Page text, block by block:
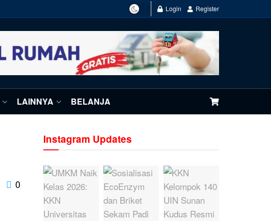
Login Register
LAINNYA BELANJA
0
Instagram Updates